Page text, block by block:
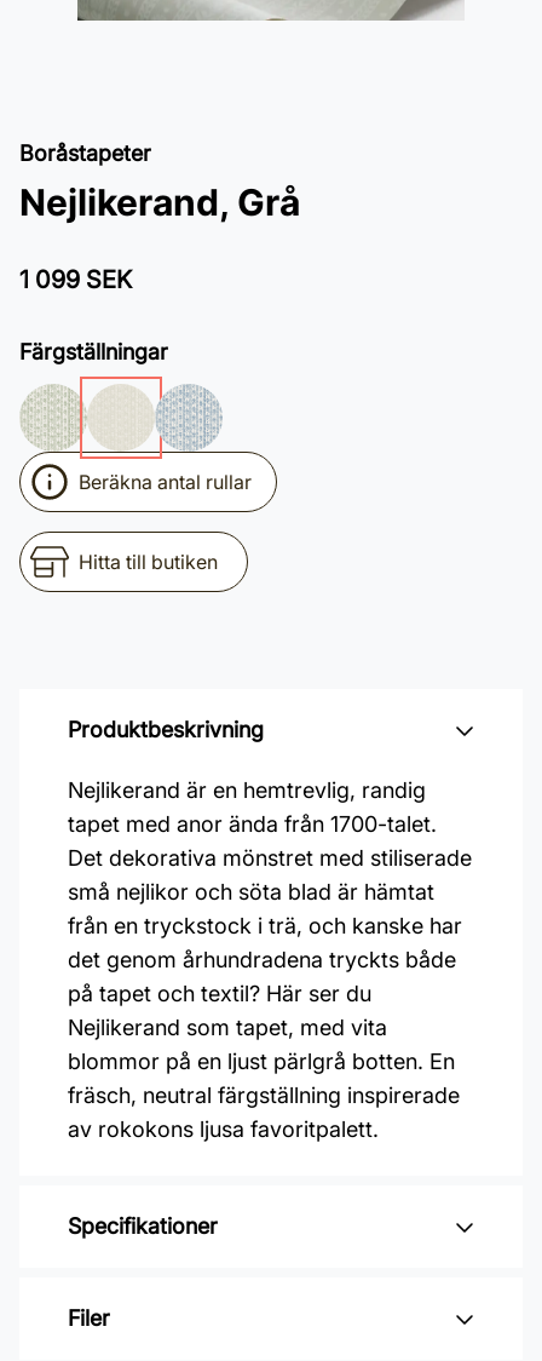
Boråstapeter
Nejlikerand, Grå
1 099 SEK
Färgställningar
Beräkna antal rullar
Hitta till butiken
Produktbeskrivning
Nejlikerand är en hemtrevlig, randig
tapet med anor ända från 1700-talet.
Det dekorativa mönstret med stiliserade
små nejlikor och söta blad är hämtat
från en tryckstock i trä, och kanske har
det genom århundradena tryckts både
på tapet och textil? Här ser du
Nejlikerand som tapet, med vita
blommor på en ljust pärlgrå botten. En
fräsch, neutral färgställning inspirerade
av rokokons ljusa favoritpalett.
Specifikationer
Varumärke: Boråstapeter
Filer